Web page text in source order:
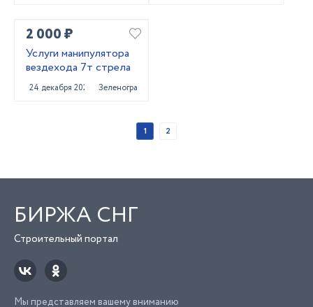
2 000 ₽
Услуги манипулятора
вездехода 7т стрела
24 декабря 2020 Зеленоград
1 2
БИРЖА СНГ
Строительный портал
Мы представляем вашему вниманию